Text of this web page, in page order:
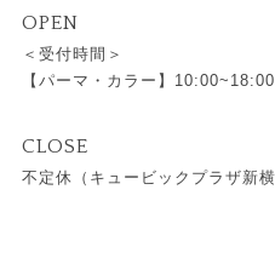
OPEN
＜受付時間＞
【パーマ・カラー】
CLOSE
不定休（キュービックプラザ新横